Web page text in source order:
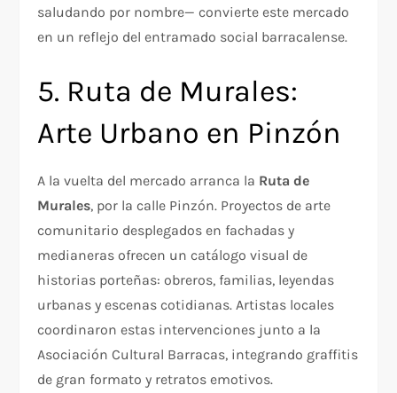
saludando por nombre— convierte este mercado
en un reflejo del entramado social barracalense.
5. Ruta de Murales:
Arte Urbano en Pinzón
A la vuelta del mercado arranca la Ruta de
Murales, por la calle Pinzón. Proyectos de arte
comunitario desplegados en fachadas y
medianeras ofrecen un catálogo visual de
historias porteñas: obreros, familias, leyendas
urbanas y escenas cotidianas. Artistas locales
coordinaron estas intervenciones junto a la
Asociación Cultural Barracas, integrando graffitis
de gran formato y retratos emotivos.